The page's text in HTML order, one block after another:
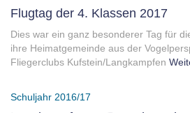
Flugtag der 4. Klassen 2017
Dies war ein ganz besonderer Tag für
ihre Heimatgemeinde aus der
Fliegerclubs Kufstein/Langkampfen
Schuljahr 2016/17